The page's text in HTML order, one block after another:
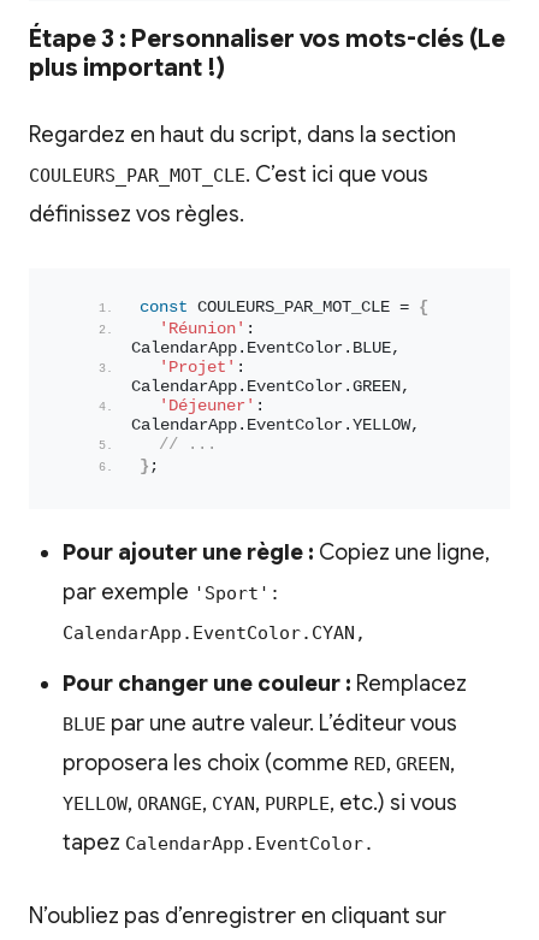
Étape 3 : Personnaliser vos mots-clés (Le
plus important !)
Regardez en haut du script, dans la section
COULEURS_PAR_MOT_CLE. C’est ici que vous
définissez vos règles.
const COULEURS_PAR_MOT_CLE = {
'Réunion' :
CalendarApp. EventColor . BLUE,
'Projet' :
CalendarApp. EventColor . GREEN ,
'Déjeuner' :
CalendarApp. EventColor . YELLOW,
// ...
} ;
Pour ajouter une règle : Copiez une ligne,
par exemple 'Sport':
CalendarApp.EventColor.CYAN,
Pour changer une couleur : Remplacez
BLUE par une autre valeur. L’éditeur vous
proposera les choix (comme RED, GREEN,
YELLOW, ORANGE, CYAN, PURPLE, etc.) si vous
tapez CalendarApp.EventColor.
N’oubliez pas d’enregistrer en cliquant sur